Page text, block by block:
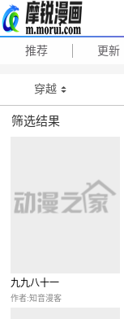
推荐 更新
穿越
筛选结果
九九八十一
作者:知音漫客